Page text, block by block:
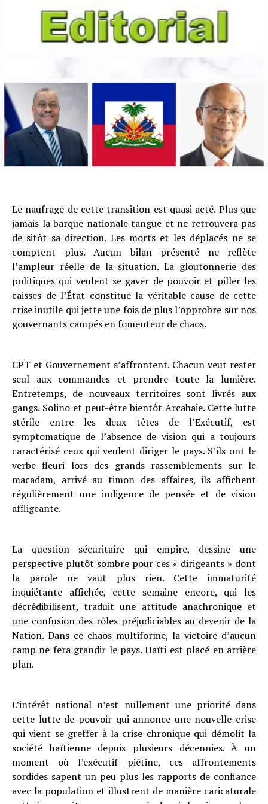
Le naufrage de cette transition est quasi acté. Plus que
jamais la barque nationale tangue et ne retrouvera pas
de sitôt sa direction. Les morts et les déplacés ne se
comptent plus. Aucun bilan présenté ne reflète
l’ampleur réelle de la situation. La gloutonnerie des
politiques qui veulent se gaver de pouvoir et piller les
caisses de l’État constitue la véritable cause de cette
crise inutile qui jette une fois de plus l’opprobre sur nos
gouvernants campés en fomenteur de chaos.
CPT et Gouvernement s’affrontent. Chacun veut rester
seul aux commandes et prendre toute la lumière.
Entretemps, de nouveaux territoires sont livrés aux
gangs. Solino et peut-être bientôt Arcahaie. Cette lutte
stérile entre les deux têtes de l’Exécutif, est
symptomatique de l’absence de vision qui a toujours
caractérisé ceux qui veulent diriger le pays. S’ils ont le
verbe fleuri lors des grands rassemblements sur le
macadam, arrivé au timon des affaires, ils affichent
régulièrement une indigence de pensée et de vision
affligeante.
La question sécuritaire qui empire, dessine une
perspective plutôt sombre pour ces « dirigeants » dont
la parole ne vaut plus rien. Cette immaturité
inquiétante affichée, cette semaine encore, qui les
décrédibilisent, traduit une attitude anachronique et
une confusion des rôles préjudiciables au devenir de la
Nation. Dans ce chaos multiforme, la victoire d’aucun
camp ne fera grandir le pays. Haïti est placé en arrière
plan.
L’intérêt national n’est nullement une priorité dans
cette lutte de pouvoir qui annonce une nouvelle crise
qui vient se greffer à la crise chronique qui démolit la
société haïtienne depuis plusieurs décennies. À un
moment où l’exécutif piétine, ces affrontements
sordides sapent un peu plus les rapports de confiance
avec la population et illustrent de manière caricaturale